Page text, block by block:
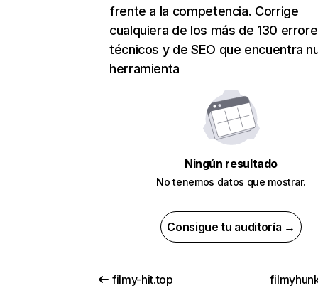
frente a la competencia. Corrige
cualquiera de los más de 130
técnicos y de SEO que encuentra
herramienta
Ningún resultado
No tenemos datos que mostrar.
Consigue tu auditoría →
filmy-hit.top